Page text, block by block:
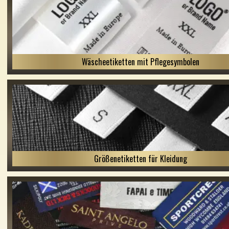
Wäscheetiketten mit Pflegesymbolen
Größenetiketten für Kleidung